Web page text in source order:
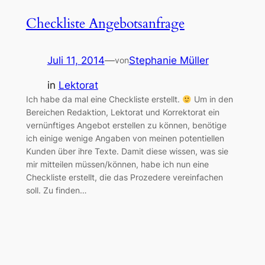
Checkliste Angebotsanfrage
Juli 11, 2014—vonStephanie Müller
in Lektorat
Ich habe da mal eine Checkliste erstellt.
Um in den
Bereichen Redaktion, Lektorat und Korrektorat ein
vernünftiges Angebot erstellen zu können, benötige
ich einige wenige Angaben von meinen potentiellen
Kunden über ihre Texte. Damit diese wissen, was sie
mir mitteilen müssen/können, habe ich nun eine
Checkliste erstellt, die das Prozedere vereinfachen
soll. Zu finden…